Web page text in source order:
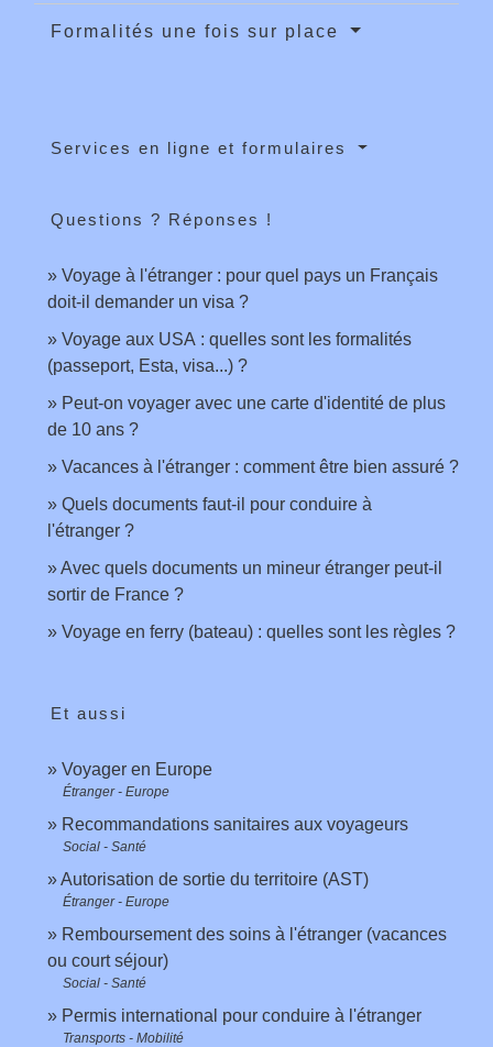
Formalités une fois sur place
Services en ligne et formulaires
Questions ? Réponses !
Voyage à l'étranger : pour quel pays un Français
doit-il demander un visa ?
Voyage aux USA : quelles sont les formalités
(passeport, Esta, visa...) ?
Peut-on voyager avec une carte d'identité de plus
de 10 ans ?
Vacances à l'étranger : comment être bien assuré ?
Quels documents faut-il pour conduire à
l'étranger ?
Avec quels documents un mineur étranger peut-il
sortir de France ?
Voyage en ferry (bateau) : quelles sont les règles ?
Et aussi
Voyager en Europe
Étranger - Europe
Recommandations sanitaires aux voyageurs
Social - Santé
Autorisation de sortie du territoire (AST)
Étranger - Europe
Remboursement des soins à l'étranger (vacances
ou court séjour)
Social - Santé
Permis international pour conduire à l'étranger
Transports - Mobilité